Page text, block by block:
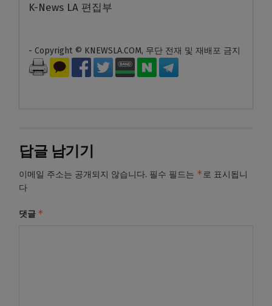
K-News LA 편집부
- Copyright © KNEWSLA.COM, 무단 전재 및 재배포 금지
답글 남기기
이메일 주소는 공개되지 않습니다. 필수 필드는 *로 표시됩니
다
댓글 *